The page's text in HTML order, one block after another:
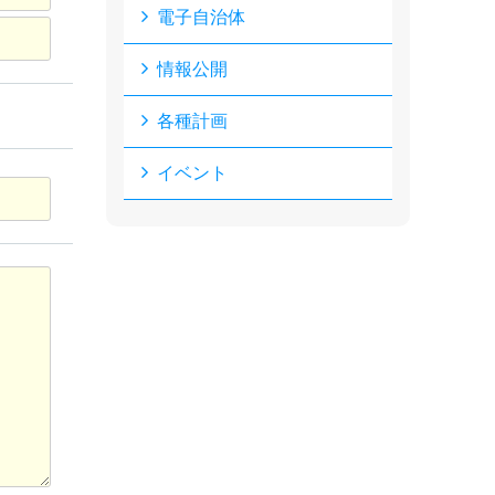
電子自治体
情報公開
各種計画
イベント